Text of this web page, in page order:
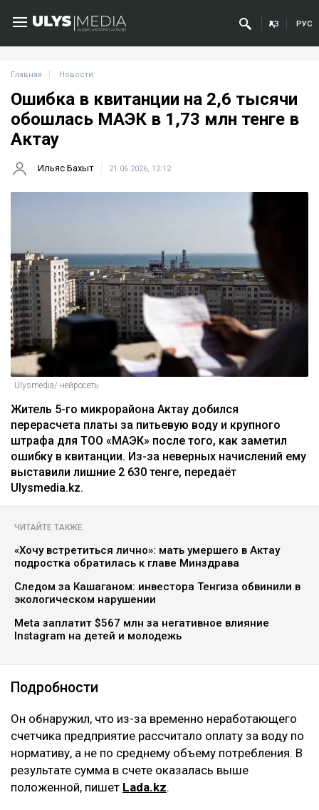
ҚАЗ РУС
Главная Новости
Ошибка в квитанции на 2,6 тысячи
обошлась МАЭК в 1,73 млн тенге в
Актау
Ильяс Бахыт 21.06.2026, 12:12
Ulysmedia/ нейросеть
Житель 5-го микрорайона Актау добился
перерасчета платы за питьевую воду и крупного
штрафа для ТОО «МАЭК» после того, как заметил
ошибку в квитанции. Из-за неверных начислений ему
выставили лишние 2 630 тенге, передаёт
Ulysmedia.kz.
ЧИТАЙТЕ ТАКЖЕ
«Хочу встретиться лично»: мать умершего в Актау
подростка обратилась к главе Минздрава
Следом за Кашаганом: инвестора Тенгиза обвинили в
экологическом нарушении
Meta заплатит $567 млн за негативное влияние
Instagram на детей и молодежь
Подробности
Он обнаружил, что из-за временно неработающего
счетчика предприятие рассчитало оплату за воду по
нормативу, а не по среднему объему потребления. В
результате сумма в счете оказалась выше
положенной, пишет Lada.kz.